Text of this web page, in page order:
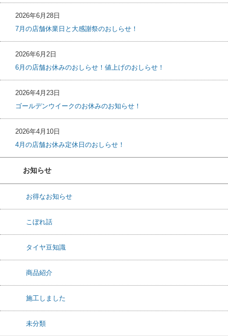
2026年6月28日
7月の店舗休業日と大感謝祭のおしらせ！
2026年6月2日
6月の店舗お休みのおしらせ！値上げのおしらせ！
2026年4月23日
ゴールデンウイークのお休みのお知らせ！
2026年4月10日
4月の店舗お休み定休日のおしらせ！
お知らせ
お得なお知らせ
こぼれ話
タイヤ豆知識
商品紹介
施工しました
未分類